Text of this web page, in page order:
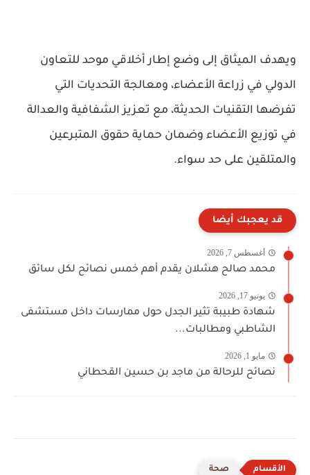
ويهدف الميثاق إلى وضع إطار أخلاقي موحد للتعاون
الدولي في زراعة الأعضاء، ومعالجة التحديات التي
تفرضها التقنيات الحديثة، مع تعزيز الشفافية والعدالة
في توزيع الأعضاء وضمان حماية حقوق المتبرعين
والمتلقين على حد سواء.
قد يعجبك أيضا
أغسطس 7, 2026
محمد صالح هشلان يقدم أهم خمس نصائح لكل سائق
يونيو 17, 2026
شهادة طبيبة تثير الجدل حول ممارسات داخل مستشفى
الشاطبي ومطالبات...
مايو 1, 2026
نصائح للرحالة من ماجد بن حسين القحطاني
صحة